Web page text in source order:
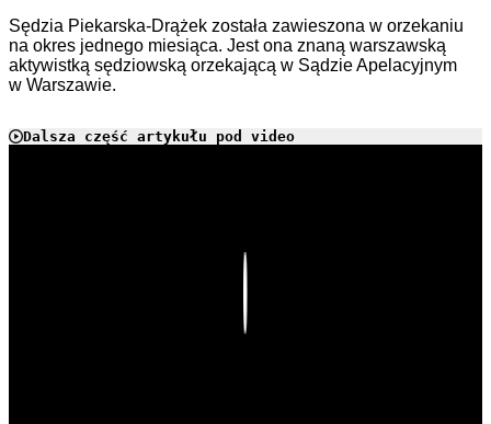
Sędzia Piekarska-Drążek została zawieszona w orzekaniu
na okres jednego miesiąca. Jest ona znaną warszawską
aktywistką sędziowską orzekającą w Sądzie Apelacyjnym
w Warszawie.
Dalsza część artykułu pod video